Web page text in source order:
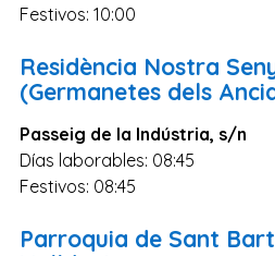
Málaga
Alicante
Toledo
Zaragoza
Murcia
Cádiz
Festivos: 10:00
Residència Nostra
(Germanetes dels
Passeig de la Indústria, s/n
Días laborables: 08:45
Festivos: 08:45
Parroquia de Sant